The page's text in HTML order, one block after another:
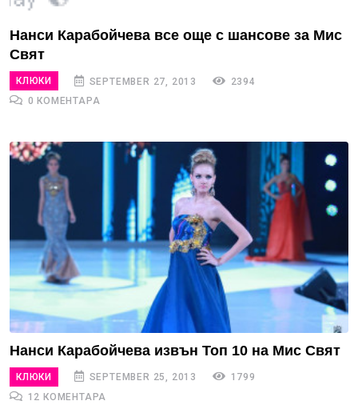
Нанси Карабойчева все още с шансове за Мис
Свят
КЛЮКИ SEPTEMBER 27, 2013
2394
0 КОМЕНТАРА
Нанси Карабойчева извън Топ 10 на Мис Свят
КЛЮКИ SEPTEMBER 25, 2013
1799
12 КОМЕНТАРА